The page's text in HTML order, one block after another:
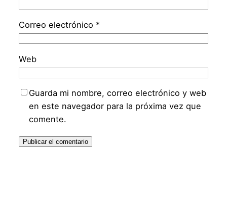
Correo electrónico *
Web
Guarda mi nombre, correo electrónico y web
en este navegador para la próxima vez que
comente.